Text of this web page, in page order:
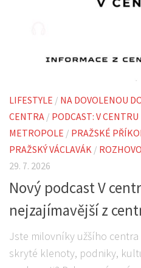
LIFESTYLE / NA DOVOLENOU
CENTRA / PODCAST: V
METROPOLE / PRAŽSKÉ
PRAŽSKÝ VÁCLAVÁK /
29. 7. 2026
Nový podcast V
nejzajímavější z
Jste milovníky užšího centra
skryté klenoty, podniky,